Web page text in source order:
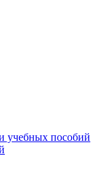
учебных пособий